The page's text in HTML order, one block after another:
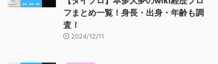
フまとめ一覧！身長・出身・年齢も調
査！
2024/12/11